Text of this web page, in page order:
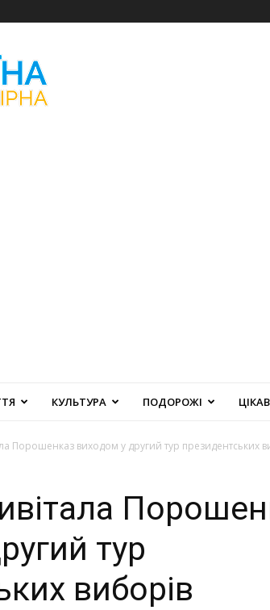
КУЛЬТУРА ПОДОРОЖІ
Порошенказ виходом у другий тур президентських
тур
виборів